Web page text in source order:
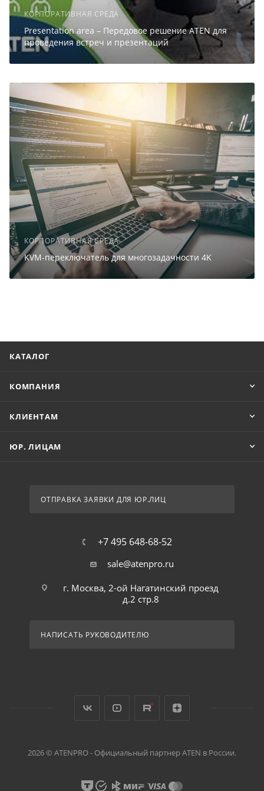
КОРПОРАТИВНАЯ СРЕДА
Presentation area – Передовое решение ATEN для
проведения встреч и презентаций
КОРПОРАТИВНАЯ СРЕДА
KVM-переключатель для многозадачности 4K
КАТАЛОГ
КОМПАНИЯ
КЛИЕНТАМ
ЮР. ЛИЦАМ
ОТПРАВКА ЗАЯВКИ ДЛЯ ЮР.ЛИЦ
+7 495 648-68-52
sale@atenpro.ru
г. Москва, 2-ой Нагатинский проезд
д.2 стр.8
НАПИСАТЬ РУКОВОДИТЕЛЮ
2026 © ATENPRO - Официальный партнер ATEN в России.